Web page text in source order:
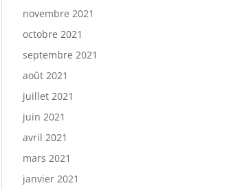
novembre 2021
octobre 2021
septembre 2021
août 2021
juillet 2021
juin 2021
avril 2021
mars 2021
janvier 2021